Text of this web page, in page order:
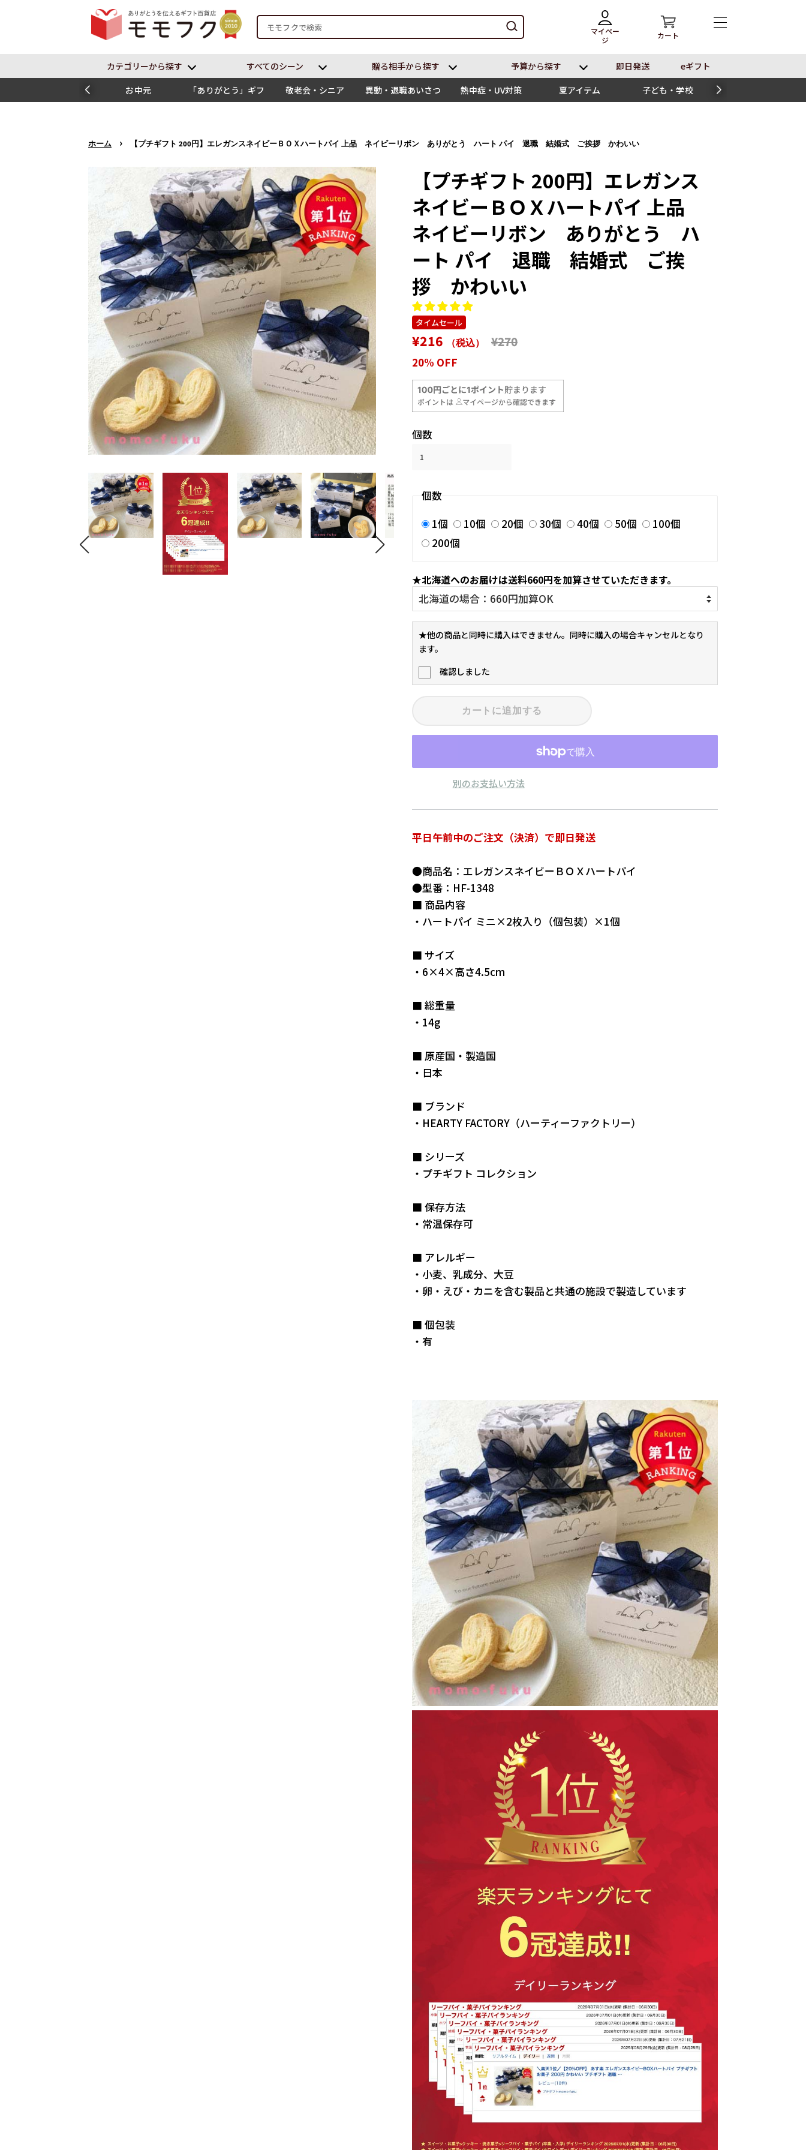
マイペー
ジ
カート
カテゴリーから探す すべてのシーン 贈る相⼿から探す 予算から探す 即⽇発送
eギフト
お中元
「ありがとう」ギフ
敬老会・シニア 異動・退職あいさつ 熱中症・UV対策 夏アイテム 子ども・学校
ホーム › 【プチギフト 200円】エレガンスネイビーＢＯＸハートパイ 上品 ネイビーリボン ありがとう ハート パイ 退職 結婚式 ご挨拶 かわいい
【プチギフト 200円】エレガンス
ネイビーＢＯＸハートパイ 上品
ネイビーリボン ありがとう ハ
ート パイ 退職 結婚式 ご挨
拶 かわいい
タイムセール
通
常
格
¥216 （税込）
販
格
¥270
20% OFF
個数
個数
1個
10個 20個 30個 40個 50個
100個
200個
★北海道へのお届けは送料660円を加算させていただきます。
★他の商品と同時に購入はできません。同時に購入の場合キャンセルとなり
ます。
確認しました
カートに追加する
別のお支払い方法
平日午前中のご注文（決済）で即日発送
●商品名：エレガンスネイビーＢＯＸハートパイ
●型番：HF-1348
■ 商品内容
・ハートパイ ミニ×2枚入り（個包装）×1個
■ サイズ
・6×4×高さ4.5cm
■ 総重量
・14g
■ 原産国・製造国
・日本
■ ブランド
・HEARTY FACTORY（ハーティーファクトリー）
■ シリーズ
・プチギフト コレクション
■ 保存方法
・常温保存可
■ アレルギー
・小麦、乳成分、大豆
・卵・えび・カニを含む製品と共通の施設で製造しています
■ 個包装
・有